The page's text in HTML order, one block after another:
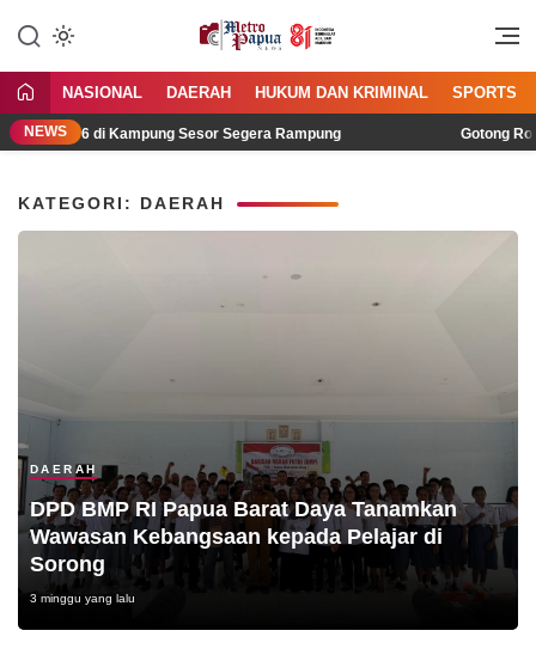
MetroPapua News
Jangan Gentar Bicara Benar
NASIONAL DAERAH HUKUM DAN KRIMINAL SPORTS
NEWS
Type 36 di Kampung Sesor Segera Rampung Gotong
KATEGORI: DAERAH
DAERAH
DPD BMP RI Papua Barat Daya Tanamkan
Wawasan Kebangsaan kepada Pelajar di
Sorong
3 minggu yang lalu